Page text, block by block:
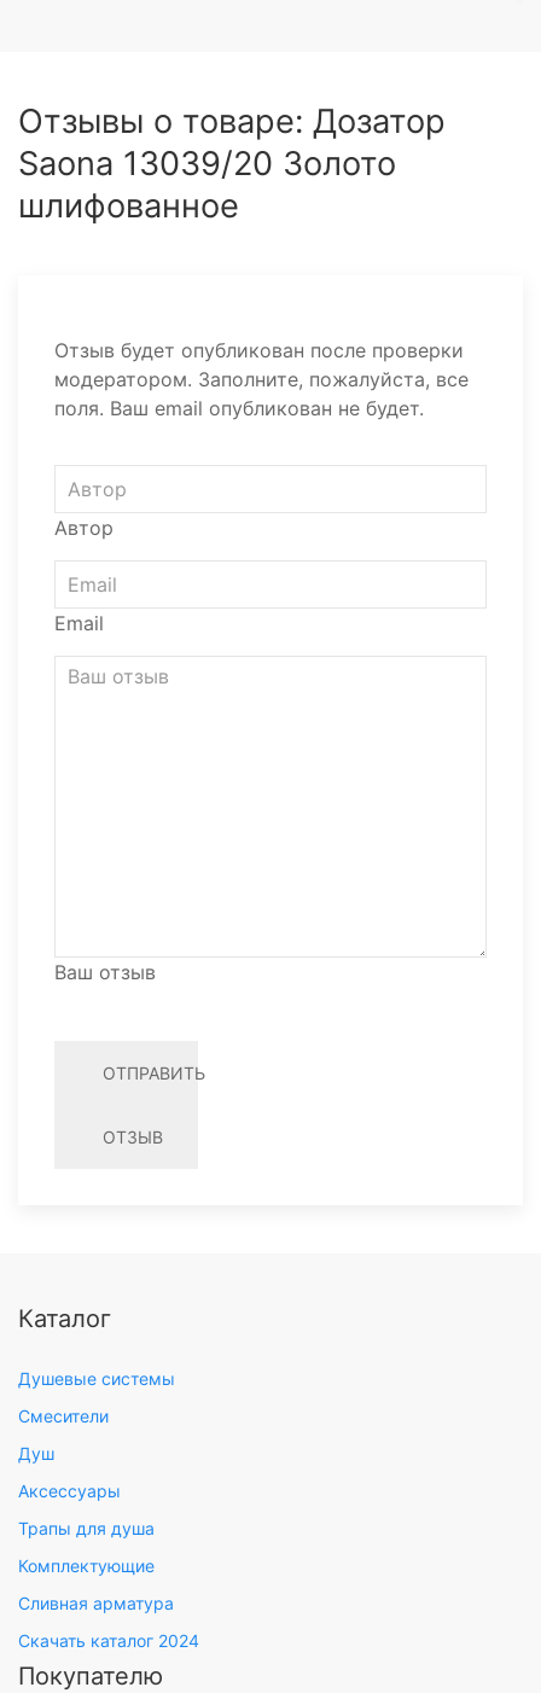
Отзывы о товаре: Дозатор
Saona 13039/20 Золото
шлифованное
Отзыв будет опубликован после проверки
модератором. Заполните, пожалуйста, все
поля. Ваш email опубликован не будет.
Автор
Email
Ваш отзыв
ОТПРАВИТЬ
ОТЗЫВ
Каталог
Душевые системы
Смесители
Душ
Аксессуары
Трапы для душа
Комплектующие
Сливная арматура
Скачать каталог 2024
Покупателю